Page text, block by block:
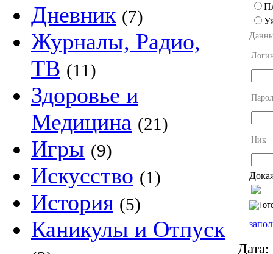
Дневник (7)
Журналы, Радио,
ТВ (11)
Здоровье и
Медицина (21)
Игры (9)
Искусство (1)
История (5)
Каникулы и Отпуск
Ник
Дата: